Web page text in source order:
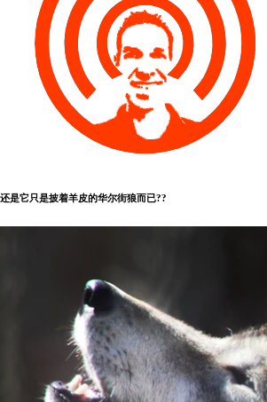
还是它只是披着羊皮的华尔街狼而已??